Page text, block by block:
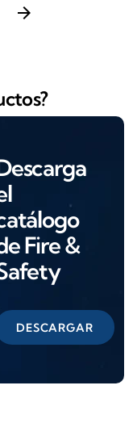
arrow_forward
Fire &
DESCARGAR